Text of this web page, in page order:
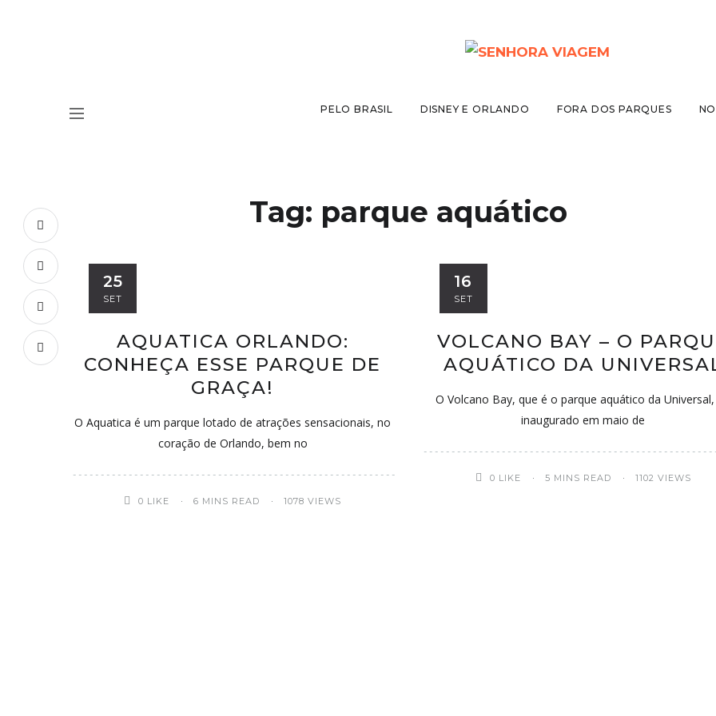
PELO BRASIL DISNEY E ORLANDO FORA DOS PARQUES
Tag: parque aquático
25
SET
AQUATICA ORLANDO:
CONHEÇA ESSE PARQUE DE
GRAÇA!
O Aquatica é um parque lotado de atrações sensacionais, no
coração de Orlando, bem no
0 LIKE 6 MINS READ 1078 VIEWS
16
SET
VOLCANO BAY – O
AQUÁTICO DA
O Volcano Bay, que é o parque aquático da
inaugurado em maio de
0 LIKE 5 MINS READ 1102 VIEWS